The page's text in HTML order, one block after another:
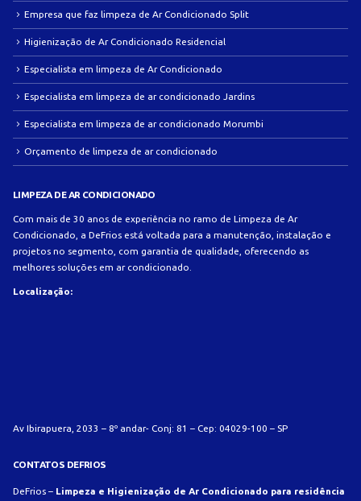
Empresa que faz limpeza de Ar Condicionado Split
Higienização de Ar Condicionado Residencial
Especialista em limpeza de Ar Condicionado
Especialista em limpeza de ar condicionado Jardins
Especialista em limpeza de ar condicionado Morumbi
Orçamento de limpeza de ar condicionado
LIMPEZA DE AR CONDICIONADO
Com mais de 30 anos de experiência no ramo de Limpeza de Ar
Condicionado, a DeFrios está voltada para a manutenção, instalação e
projetos no segmento, com garantia de qualidade, oferecendo as
melhores soluções em ar condicionado.
Localização:
Av Ibirapuera, 2033 – 8º andar- Conj: 81 – Cep: 04029-100 – SP
CONTATOS DEFRIOS
DeFrios – Limpeza e Higienização de Ar Condicionado para residência